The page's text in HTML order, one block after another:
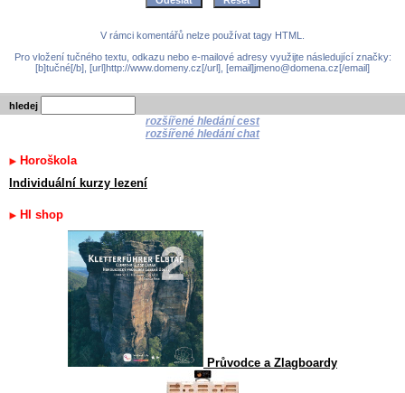
V rámci komentářů nelze používat tagy HTML.
Pro vložení tučného textu, odkazu nebo e-mailové adresy využijte následující značky:
[b]tučné[/b], [url]http://www.domeny.cz[/url], [email]jmeno@domena.cz[/email]
hledej
rozšířené hledání cest
rozšířené hledání chat
Horoškola
Individuální kurzy lezení
HI shop
Průvodce a Zlagboardy